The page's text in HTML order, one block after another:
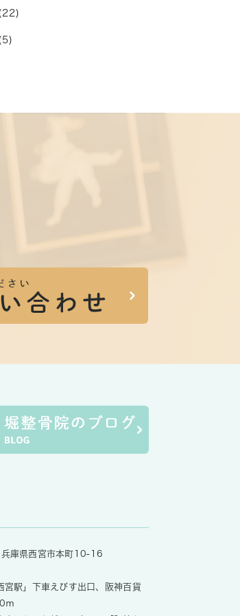
庫県西宮市本町10-16
宮駅」下車えびす出口、阪神百貨
ｍ